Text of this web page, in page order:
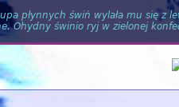
płynnych świń wylała mu się z
Ohydny świnio ryj w zielonej